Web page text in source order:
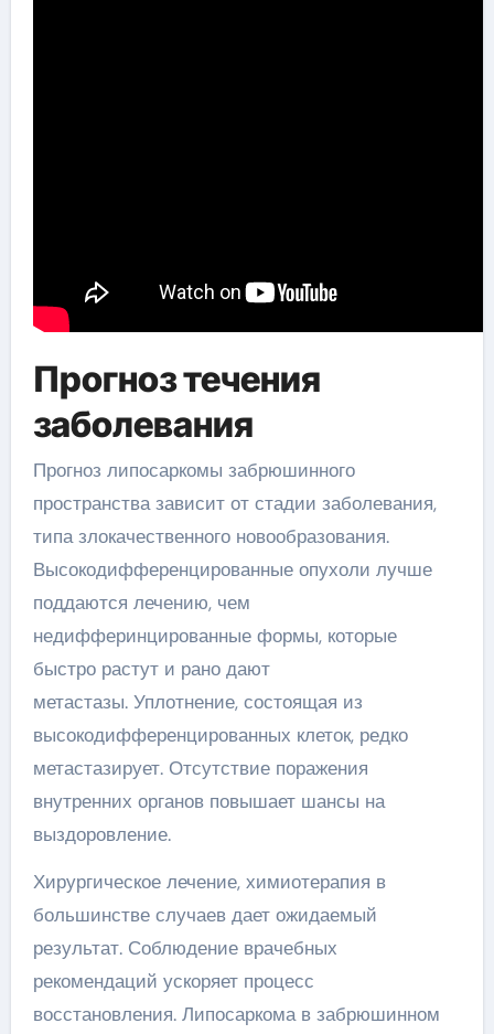
Прогноз течения
заболевания
Прогноз липосаркомы забрюшинного
пространства зависит от стадии заболевания,
типа злокачественного новообразования.
Высокодифференцированные опухоли лучше
поддаются лечению, чем
недифферинцированные формы, которые
быстро растут и рано дают
метастазы. Уплотнение, состоящая из
высокодифференцированных клеток, редко
метастазирует. Отсутствие поражения
внутренних органов повышает шансы на
выздоровление.
Хирургическое лечение, химиотерапия в
большинстве случаев дает ожидаемый
результат. Соблюдение врачебных
рекомендаций ускоряет процесс
восстановления. Липосаркома в забрюшинном